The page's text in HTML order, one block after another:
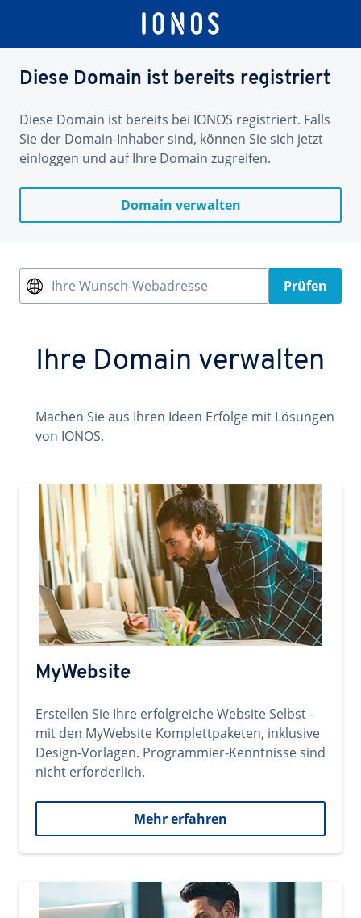
Diese Domain ist bereits registriert
Diese Domain ist bereits bei IONOS registriert. Falls
Sie der Domain-Inhaber sind, können Sie sich jetzt
einloggen und auf Ihre Domain zugreifen.
Domain verwalten
Ihre Wunsch-Webadresse Prüfen
Ihre Domain verwalten
Machen Sie aus Ihren Ideen Erfolge mit Lösungen
von IONOS.
MyWebsite
Erstellen Sie Ihre erfolgreiche Website Selbst -
mit den MyWebsite Komplettpaketen, inklusive
Design-Vorlagen. Programmier-Kenntnisse sind
nicht erforderlich.
Mehr erfahren